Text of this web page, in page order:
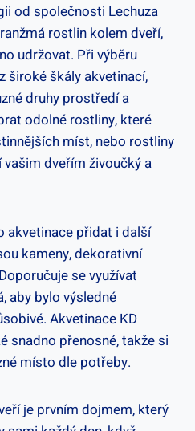
od společnosti Lechuza
rostlin kolem dveří,
udržovat. Při výběru
široké škály akvetinací,
druhy prostředí a
odolné rostliny, které
míst, nebo rostliny
dveřím živoučký a
akvetinace přidat i další
kameny, dekorativní
se využívat
aby bylo výsledné
Akvetinace KD
snadno přenosné, takže si
místo dle potřeby.
je prvním dojmem, který